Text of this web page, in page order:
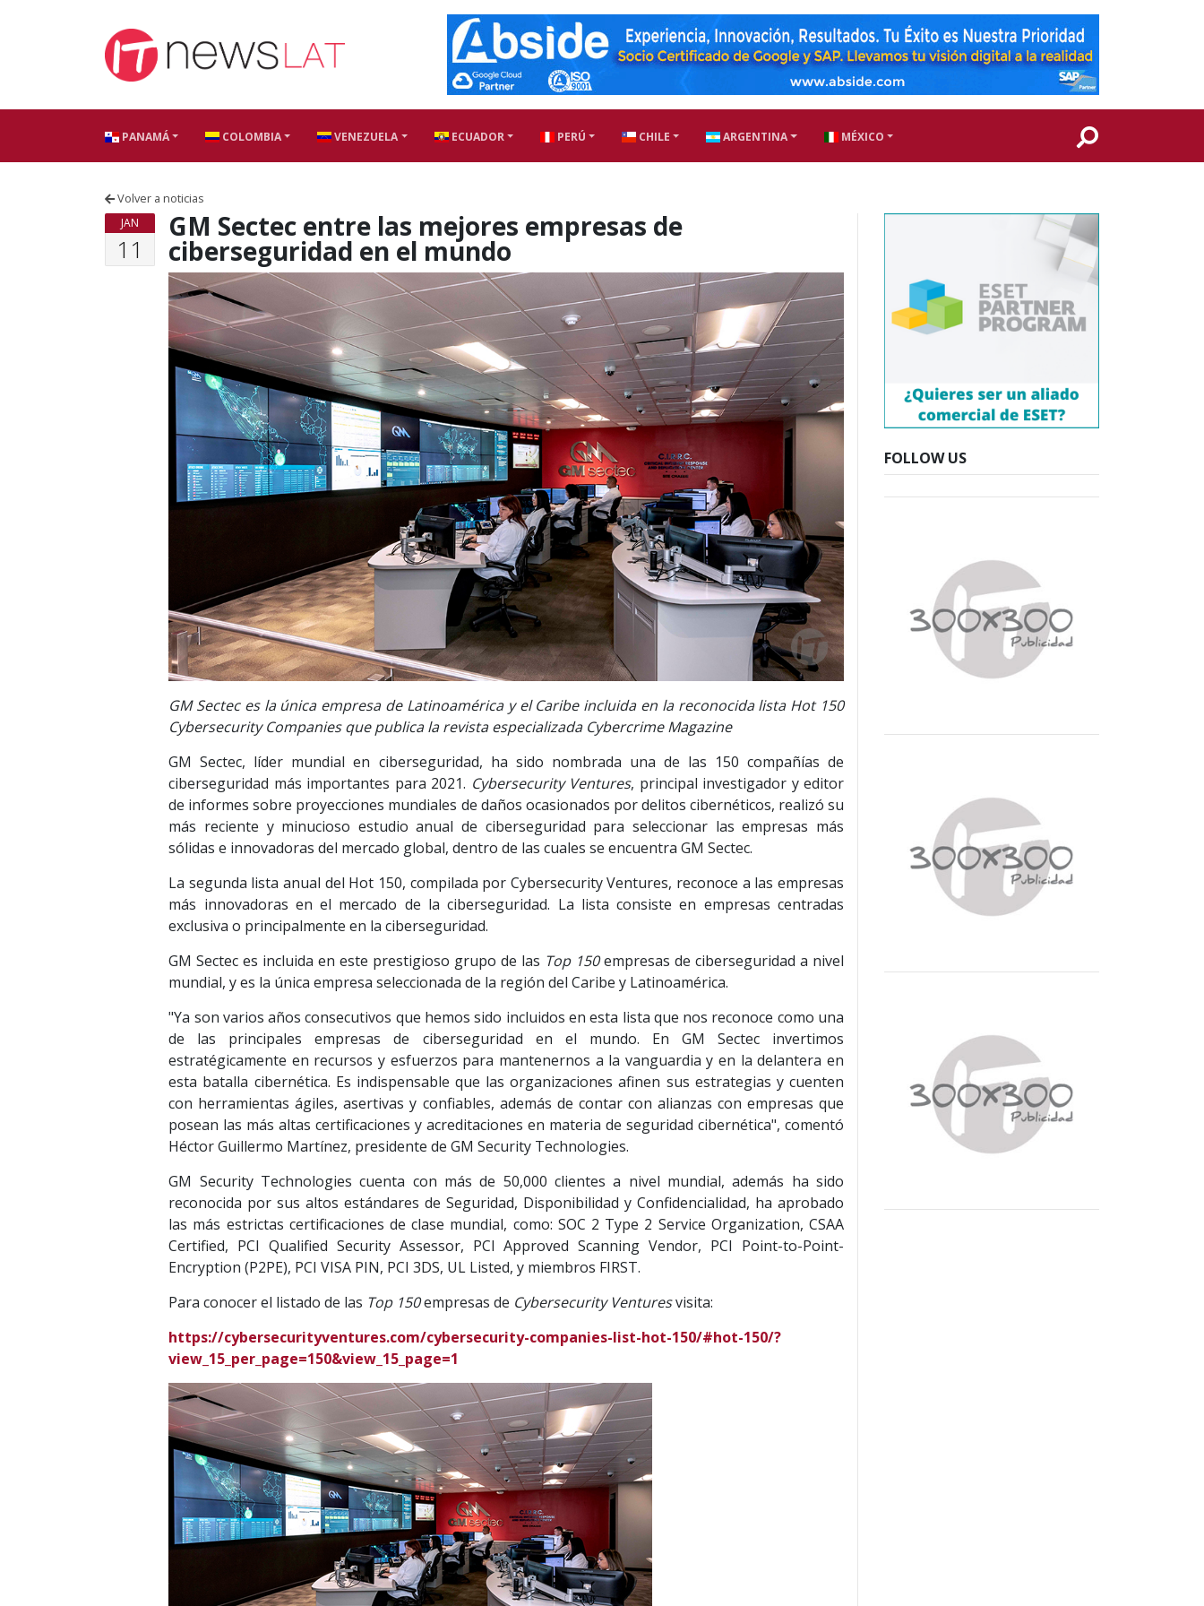
PANAMÁ COLOMBIA VENEZUELA ECUADOR PERÚ CHILE ARGENTINA MÉXICO
Volver a noticias
JAN
11
GM Sectec entre las mejores empresas de
ciberseguridad en el mundo
GM Sectec es la única empresa de Latinoamérica y el Caribe incluida en la reconocida lista Hot 150
Cybersecurity Companies que publica la revista especializada Cybercrime Magazine
GM Sectec, líder mundial en ciberseguridad, ha sido nombrada una de las 150 compañías de
ciberseguridad más importantes para 2021. Cybersecurity Ventures, principal investigador y editor
de informes sobre proyecciones mundiales de daños ocasionados por delitos cibernéticos, realizó su
más reciente y minucioso estudio anual de ciberseguridad para seleccionar las empresas más
sólidas e innovadoras del mercado global, dentro de las cuales se encuentra GM Sectec.
La segunda lista anual del Hot 150, compilada por Cybersecurity Ventures, reconoce a las empresas
más innovadoras en el mercado de la ciberseguridad. La lista consiste en empresas centradas
exclusiva o principalmente en la ciberseguridad.
GM Sectec es incluida en este prestigioso grupo de las Top 150empresas de ciberseguridad a nivel
mundial, y es la única empresa seleccionada de la región del Caribe y Latinoamérica.
"Ya son varios años consecutivos que hemos sido incluidos en esta lista que nos reconoce como una
de las principales empresas de ciberseguridad en el mundo. En GM Sectec invertimos
estratégicamente en recursos y esfuerzos para mantenernos a la vanguardia y en la delantera en
esta batalla cibernética. Es indispensable que las organizaciones afinen sus estrategias y cuenten
con herramientas ágiles, asertivas y confiables, además de contar con alianzas con empresas que
posean las más altas certificaciones y acreditaciones en materia de seguridad cibernética", comentó
Héctor Guillermo Martínez, presidente de GM Security Technologies.
GM Security Technologies cuenta con más de 50,000 clientes a nivel mundial, además ha sido
reconocida por sus altos estándares de Seguridad, Disponibilidad y Confidencialidad, ha aprobado
las más estrictas certificaciones de clase mundial, como: SOC 2 Type 2 Service Organization, CSAA
Certified, PCI Qualified Security Assessor, PCI Approved Scanning Vendor, PCI Point-to-Point-
Encryption (P2PE), PCI VISA PIN, PCI 3DS, UL Listed, y miembros FIRST.
Para conocer el listado de las Top 150empresas de Cybersecurity Venturesvisita:
https://cybersecurityventures.com/cybersecurity-companies-list-hot-150/#hot-150/?
view_15_per_page=150&view_15_page=1
FOLLOW US